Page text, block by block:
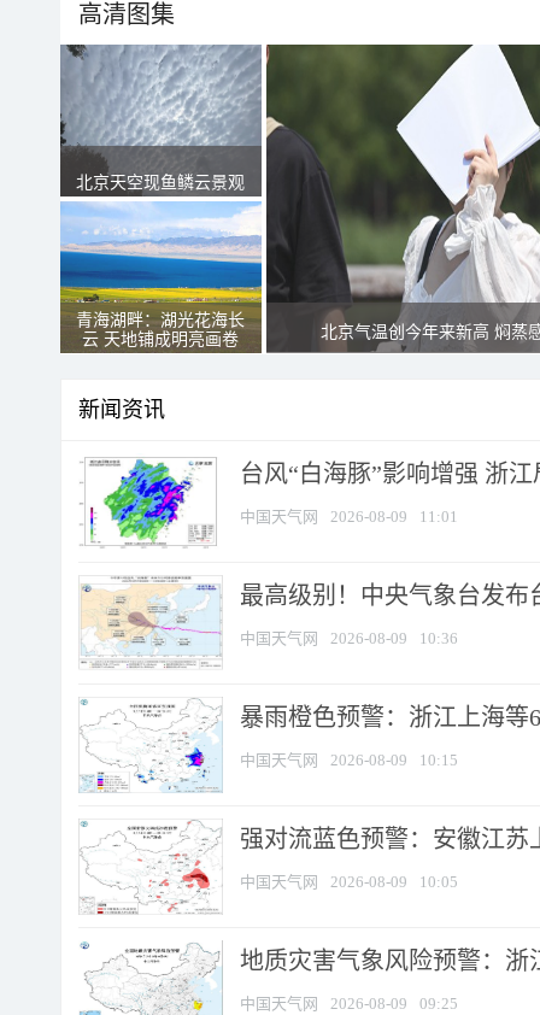
高清图集
北京天空现鱼鳞云景观
青海湖畔：湖光花海长
云 天地铺成明亮画卷
北京气温创今年来新高 焖蒸
新闻资讯
台风“白海豚”影响增强 浙
中国天气网 2026-08-09 11:01
最高级别！中央气象台发布
中国天气网 2026-08-09 10:36
暴雨橙色预警：浙江上海等
中国天气网 2026-08-09 10:15
强对流蓝色预警：安徽江苏
中国天气网 2026-08-09 10:05
地质灾害气象风险预警：浙
中国天气网 2026-08-09 09:25